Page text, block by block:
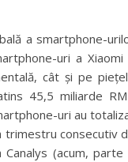
a smartphone-
uri a Xiaomi
cât și pe
45,5 miliarde
uri au
trimestru consecutiv
(acum, parte